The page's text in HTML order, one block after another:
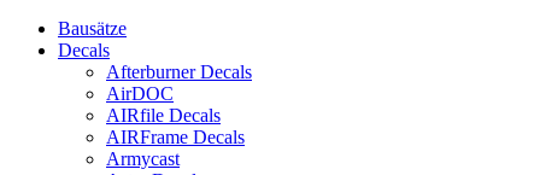
Bausätze
Decals
Afterburner Decals
AirDOC
AIRfile Decals
AIRFrame Decals
Armycast